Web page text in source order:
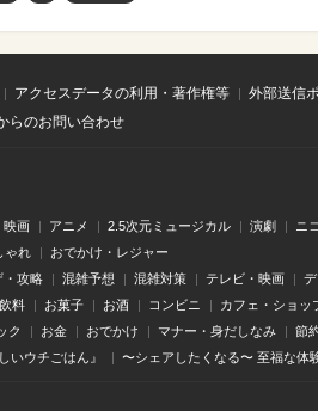
アクセスデータの利用・著作権等 外部送信
らのお問い合わせ
映画 アニメ 2.5次元ミュージカル 演劇 ニ
ゃれ おでかけ・レジャー
・攻略 混雑予想 混雑対策 テレビ・映画
飲料 お菓子 お酒 コンビニ カフェ・ショッ
ク お金 おでかけ マナー・身だしなみ 節
いウチごはん』 〜シェアしたくなる〜 至福な体